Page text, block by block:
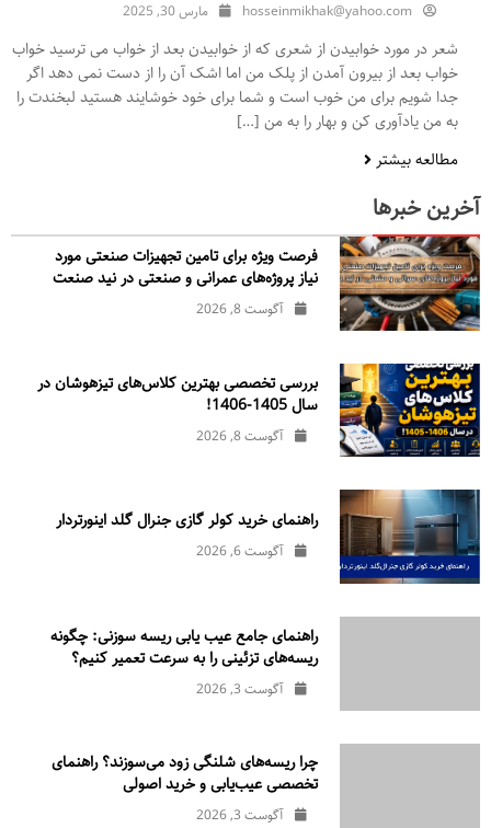
hosseinmikhak@yahoo.com مارس 30, 2025
شعر در مورد خوابیدن از شعری که از خوابیدن بعد از خواب می ترسید خواب
خواب بعد از بیرون آمدن از پلک من اما اشک آن را از دست نمی دهد اگر
جدا شویم برای من خوب است و شما برای خود خوشایند هستید لبخندت را
به من یادآوری کن و بهار را به من […]
مطالعه بیشتر
آخرین خبرها
فرصت ویژه برای تامین تجهیزات صنعتی مورد
نیاز پروژه‌های عمرانی و صنعتی در نید صنعت
آگوست 8, 2026
بررسی تخصصی بهترین کلاس‌های تیزهوشان در
سال 1405-1406!
آگوست 8, 2026
راهنمای خرید کولر گازی جنرال‌ گلد اینورتر‌دار
آگوست 6, 2026
راهنمای جامع عیب یابی ریسه سوزنی: چگونه
ریسه‌های تزئینی را به سرعت تعمیر کنیم؟
آگوست 3, 2026
چرا ریسه‌های شلنگی زود می‌سوزند؟ راهنمای
تخصصی عیب‌یابی و خرید اصولی
آگوست 3, 2026